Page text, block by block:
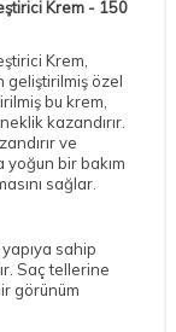
Krem - 150
Krem,
geliştirilmiş özel
bu krem,
kazandırır.
ve
yoğun bir bakım
sağlar.
sahip
Saç tellerine
görünüm